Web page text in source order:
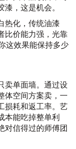
，这是机会。
热化，传统油漆
比价能力强，光靠
这效果能保持多少
卖单面墙。通过设
体空间方案卖，一
损耗和返工率。艺
本能吃掉整单利
对信得过的师傅团